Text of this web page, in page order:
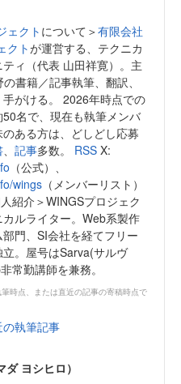
ェクト について＞有限会社
クトが運営する、テクニカ
ィ（代表 山田祥寛）。主
書籍／記事執筆、翻訳、
がける。 2026年時点での
50名で、現在も執筆メンバ
のある方は、どしどし応募
、 記事多数。 RSS X:
（公式）、
wings （メンバーリスト）
紹介＞WINGSプロジェク
カルライター。Web系製作
門、SI会社を経てフリー
。屋号はSarva(サルヴ
常勤講師を兼務。
時点、または直近の記事の寄稿時点で
執筆記事
ヨシヒロ）